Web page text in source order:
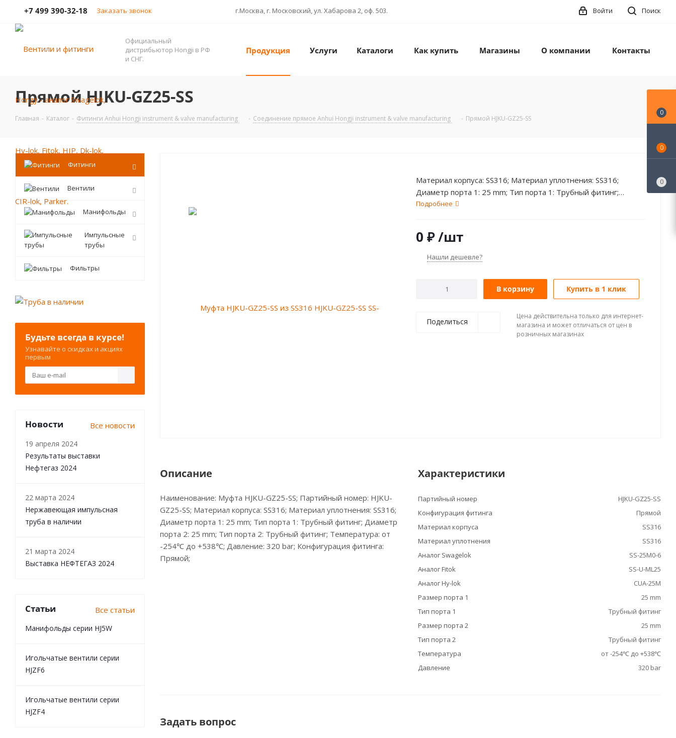
+7 499 390-32-18 Заказать звонок г.Москва, г. Московский, ул. Хабарова 2, оф. 503. Поиск
Войти
Официальный
дистрибьютор Hongji в РФ
и СНГ.
Продукция Услуги Каталоги Как купить Магазины О компании Контакты
Прямой HJKU-GZ25-SS
Главная - Каталог - Фитинги Anhui Hongji instrument & valve manufacturing - Соединение прямое Anhui Hongji instrument & valve manufacturing - Прямой HJKU-GZ25-SS
Материал корпуса: SS316; Материал уплотнения: SS316;
Диаметр порта 1: 25 mm; Тип порта 1: Трубный фитинг;
Диаметр порта 2: 25 mm; Тип порта 2: Трубный фитинг;
Подробнее
0 ₽/шт
Нашли дешевле?
В корзину Купить в 1 клик
Поделиться
Цена действительна только для интернет-
магазина и может отличаться от цен в
розничных магазинах
Описание
Наименование: Муфта HJKU-GZ25-SS; Партийный номер: HJKU-
GZ25-SS; Материал корпуса: SS316; Материал уплотнения: SS316;
Диаметр порта 1: 25 mm; Тип порта 1: Трубный фитинг; Диаметр
порта 2: 25 mm; Тип порта 2: Трубный фитинг; Температура: от
-254℃ до +538℃; Давление: 320 bar; Конфигурация фитинга:
Прямой;
Характеристики
Партийный номер
HJKU-GZ25-SS
Конфигурация фитинга
Прямой
Материал корпуса
SS316
Материал уплотнения
SS316
Аналог Swagelok
SS-25M0-6
Аналог Fitok
SS-U-ML25
Аналог Hy-lok
CUA-25M
Размер порта 1
25 mm
Тип порта 1
Трубный фитинг
Размер порта 2
25 mm
Тип порта 2
Трубный фитинг
Температура
от -254℃ до +538℃
Давление
320 bar
Задать вопрос
Фитинги
Вентили
Манифольды
Импульсные
трубы
Фильтры
Будьте всегда в курсе!
Узнавайте о скидках и акциях
первым
Новости Все новости
19 апреля 2024
Результаты выставки
Нефтегаз 2024
22 марта 2024
Нержавеющая импульсная
труба в наличии
21 марта 2024
Выставка НЕФТЕГАЗ 2024
Статьи Все статьи
Манифольды серии HJ5W
Игольчатые вентили серии
HJZF6
Игольчатые вентили серии
HJZF4
0
0
0